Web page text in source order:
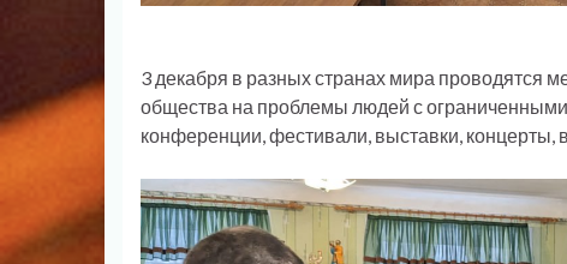
3 декабря в разных странах мира проводятся
общества на проблемы людей с
конференции, фестивали, выставки, концерты,